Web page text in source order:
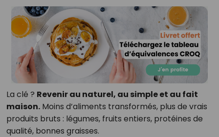
La clé ? Revenir au naturel, au simple et au fait
maison.Moins d’aliments transformés, plus de vrais
produits bruts : légumes, fruits entiers, protéines de
qualité, bonnes graisses.